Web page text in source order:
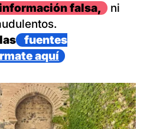
falsa,
ni
fuentes
aquí